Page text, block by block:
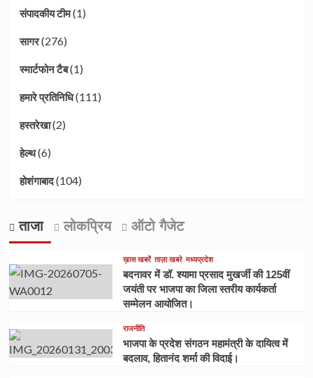
संपादकीय टीम(1)
सागर(276)
स्मार्टफोन टैब(1)
हमारे प्रतिनिधि(111)
हस्तरेखा(2)
हेल्थ(6)
होशंगाबाद(104)
ताजा लोकप्रिय ऑटो गैजेट
ख़ास खबरें ताज़ा खबरे मध्यप्रदेश
बदनावर में डॉ. श्यामा प्रसाद मुखर्जी की 125वीं
जयंती पर भाजपा का जिला स्तरीय कार्यकर्ता
सम्मेलन आयोजित।
राजनीति
भाजपा के प्रदेश संगठन महामंत्री के दायित्व में
बदलाव, हितानंद शर्मा की विदाई।